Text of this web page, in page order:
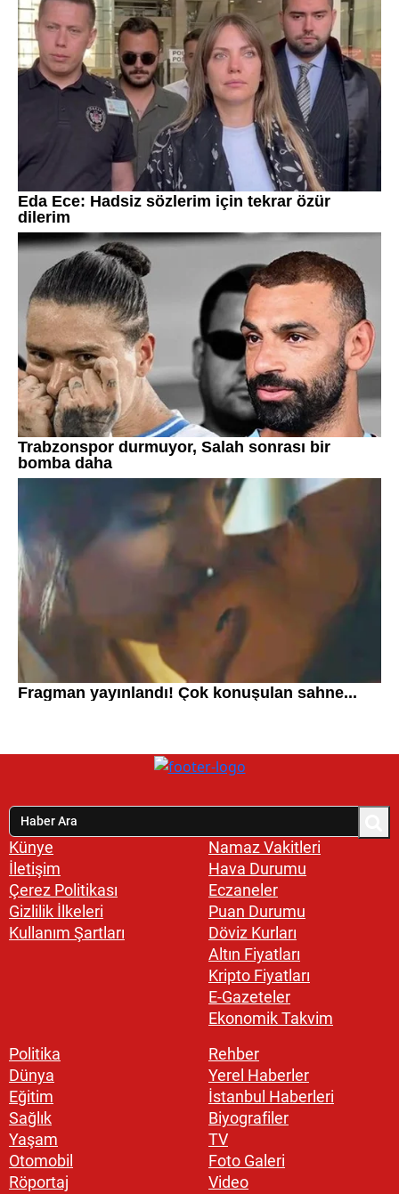
Künye
İletişim
Çerez Politikası
Gizlilik İlkeleri
Kullanım Şartları
Namaz Vakitleri
Hava Durumu
Eczaneler
Puan Durumu
Döviz Kurları
Altın Fiyatları
Kripto Fiyatları
E-Gazeteler
Ekonomik Takvim
Politika
Dünya
Eğitim
Sağlık
Yaşam
Otomobil
Röportaj
Rehber
Yerel Haberler
İstanbul Haberleri
Biyografiler
TV
Foto Galeri
Video